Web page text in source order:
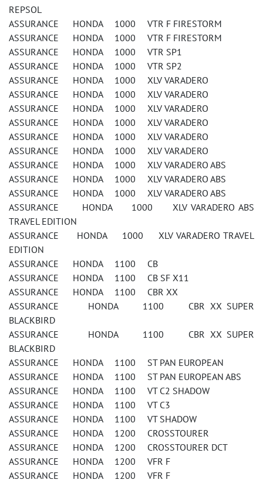
REPSOL
ASSURANCE HONDA 1000 VTR F FIRESTORM
ASSURANCE HONDA 1000 VTR F FIRESTORM
ASSURANCE HONDA 1000 VTR SP1
ASSURANCE HONDA 1000 VTR SP2
ASSURANCE HONDA 1000 XLV VARADERO
ASSURANCE HONDA 1000 XLV VARADERO
ASSURANCE HONDA 1000 XLV VARADERO
ASSURANCE HONDA 1000 XLV VARADERO
ASSURANCE HONDA 1000 XLV VARADERO
ASSURANCE HONDA 1000 XLV VARADERO
ASSURANCE HONDA 1000 XLV VARADERO ABS
ASSURANCE HONDA 1000 XLV VARADERO ABS
ASSURANCE HONDA 1000 XLV VARADERO ABS
ASSURANCE HONDA 1000 XLV VARADERO ABS
TRAVEL EDITION
ASSURANCE HONDA 1000 XLV VARADERO TRAVEL
EDITION
ASSURANCE HONDA 1100 CB
ASSURANCE HONDA 1100 CB SF X11
ASSURANCE HONDA 1100 CBR XX
ASSURANCE HONDA 1100 CBR XX SUPER
BLACKBIRD
ASSURANCE HONDA 1100 CBR XX SUPER
BLACKBIRD
ASSURANCE HONDA 1100 ST PAN EUROPEAN
ASSURANCE HONDA 1100 ST PAN EUROPEAN ABS
ASSURANCE HONDA 1100 VT C2 SHADOW
ASSURANCE HONDA 1100 VT C3
ASSURANCE HONDA 1100 VT SHADOW
ASSURANCE HONDA 1200 CROSSTOURER
ASSURANCE HONDA 1200 CROSSTOURER DCT
ASSURANCE HONDA 1200 VFR F
ASSURANCE HONDA 1200 VFR F